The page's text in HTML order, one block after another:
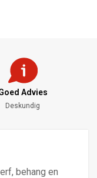
Advies
Deskundig
behang en